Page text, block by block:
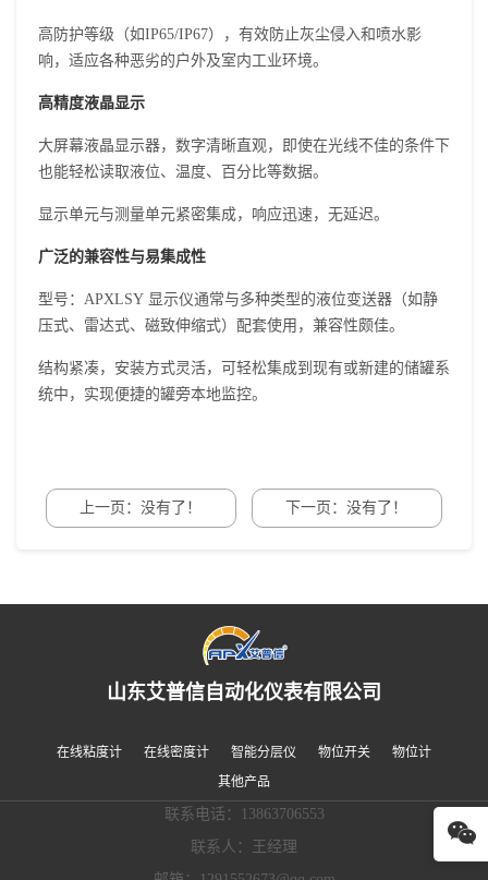
高防护等级（如IP65/IP67），有效防止灰尘侵入和喷水影
响，适应各种恶劣的户外及室内工业环境。
高精度液晶显示
大屏幕液晶显示器，数字清晰直观，即使在光线不佳的条件下
也能轻松读取液位、温度、百分比等数据。
显示单元与测量单元紧密集成，响应迅速，无延迟。
广泛的兼容性与易集成性
型号：APXLSY 显示仪通常与多种类型的液位变送器（如静
压式、雷达式、磁致伸缩式）配套使用，兼容性颇佳。
结构紧凑，安装方式灵活，可轻松集成到现有或新建的储罐系
统中，实现便捷的罐旁本地监控。
上一页：没有了！ 下一页：没有了！
山东艾普信自动化仪表有限公司
在线粘度计 在线密度计 智能分层仪 物位开关
物位计
其他产品
联系电话：13863706553
联系人：王经理